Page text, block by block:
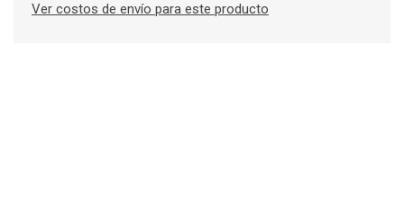
Ver costos de envío para este producto